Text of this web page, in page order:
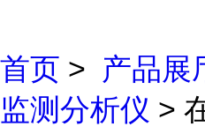
首页 > 产品展
监测分析仪 >